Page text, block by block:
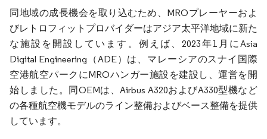
同地域の成長機会を取り込むため、MROプレーヤーおよ
びレトロフィットプロバイダーはアジア太平洋地域に新た
な施設を開設しています。例えば、2023年1月にAsia
Digital Engineering（ADE）は、マレーシアのスナイ国際
空港航空パークにMROハンガー施設を建設し、運営を開
始しました。同OEMは、Airbus A320およびA330型機など
の各種航空機モデルのライン整備およびベース整備を提供
しています。